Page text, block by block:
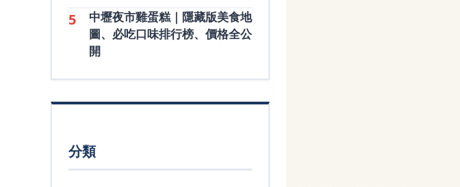
5
中壢夜市雞蛋糕｜隱藏版美食地
圖、必吃口味排行榜、價格全公
開
分類